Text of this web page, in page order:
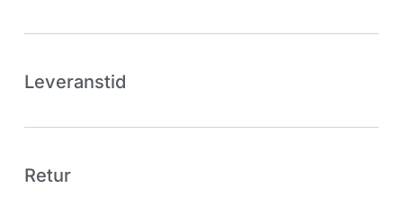
Leveranstid
Retur